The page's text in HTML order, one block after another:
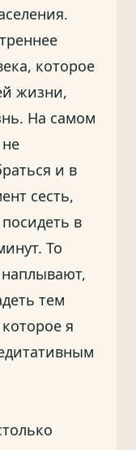
которое
жизни,
На самом
и в
сесть,
в
То
тем
я